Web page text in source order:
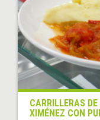
CARRILLERAS
XIMÉNEZ CON